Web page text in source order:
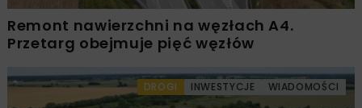
Remont nawierzchni na węzłach A4.
Przetarg obejmuje pięć węzłów
DROGI INWESTYCJE WIADOMOŚCI